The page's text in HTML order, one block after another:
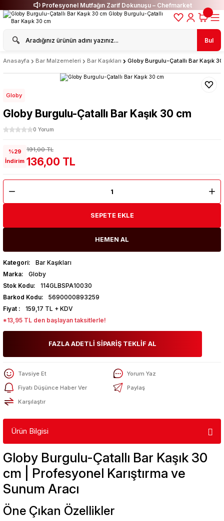
Profesyonel Mutfağın Zarif Dokunuşu – Chefmarket
Bul
Anasayfa Bar Malzemeleri Bar Kaşıkları Globy Burgulu-Çatallı Bar Kaşık
Globy
Globy Burgulu-Çatallı Bar Kaşık 30 cm
0 Yorum
%29
İndirim
191,00 TL
136,00 TL
SEPETE EKLE
HEMEN AL
Kategori
Bar Kaşıkları
Marka
Globy
Stok Kodu
114GLBSPA10030
Barkod Kodu
5690000893259
Fiyat
159,17 TL + KDV
*13,95 TL den başlayan taksitlerle!
FAZLA ADETLİ SİPARİŞ TEKLİF AL
Tavsiye Et
Yorum Yaz
Fiyatı Düşünce Haber Ver
Paylaş
Karşılaştır
Ürün Bilgisi
Globy Burgulu-Çatallı Bar Kaşık 30
cm | Profesyonel Karıştırma ve
Sunum Aracı
Öne Çıkan Özellikler